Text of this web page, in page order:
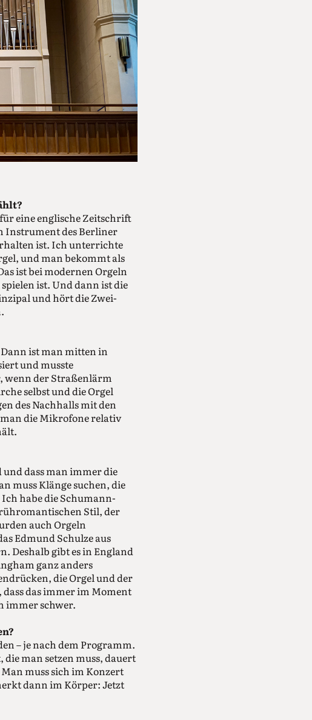
eine englische Zeitschrift
Instrument des Berliner
ist. Ich unterrichte
und man bekommt als
ist bei modernen Orgeln
ist. Und dann ist die
und hört die Zwei-
ist man mitten in
und musste
wenn der Straßenlärm
selbst und die Orgel
des Nachhalls mit den
die Mikrofone relativ
und dass man immer die
muss Klänge suchen, die
habe die Schumann-
Stil, der
auch Orgeln
Edmund Schulze aus
Deshalb gibt es in England
ganz anders
die Orgel und der
dass das immer im Moment
immer schwer.
– je nach dem Programm.
man setzen muss, dauert
muss sich im Konzert
dann im Körper: Jetzt